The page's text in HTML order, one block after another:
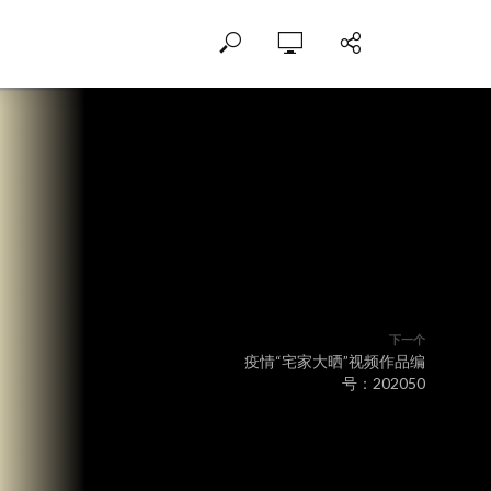
下一个
疫情“宅家大晒”视频作品编
号：202050